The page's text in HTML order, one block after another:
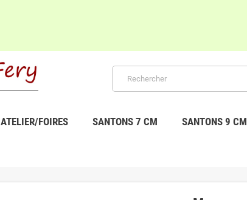
ATELIER/FOIRES SANTONS 7 CM SANTONS 9 CM